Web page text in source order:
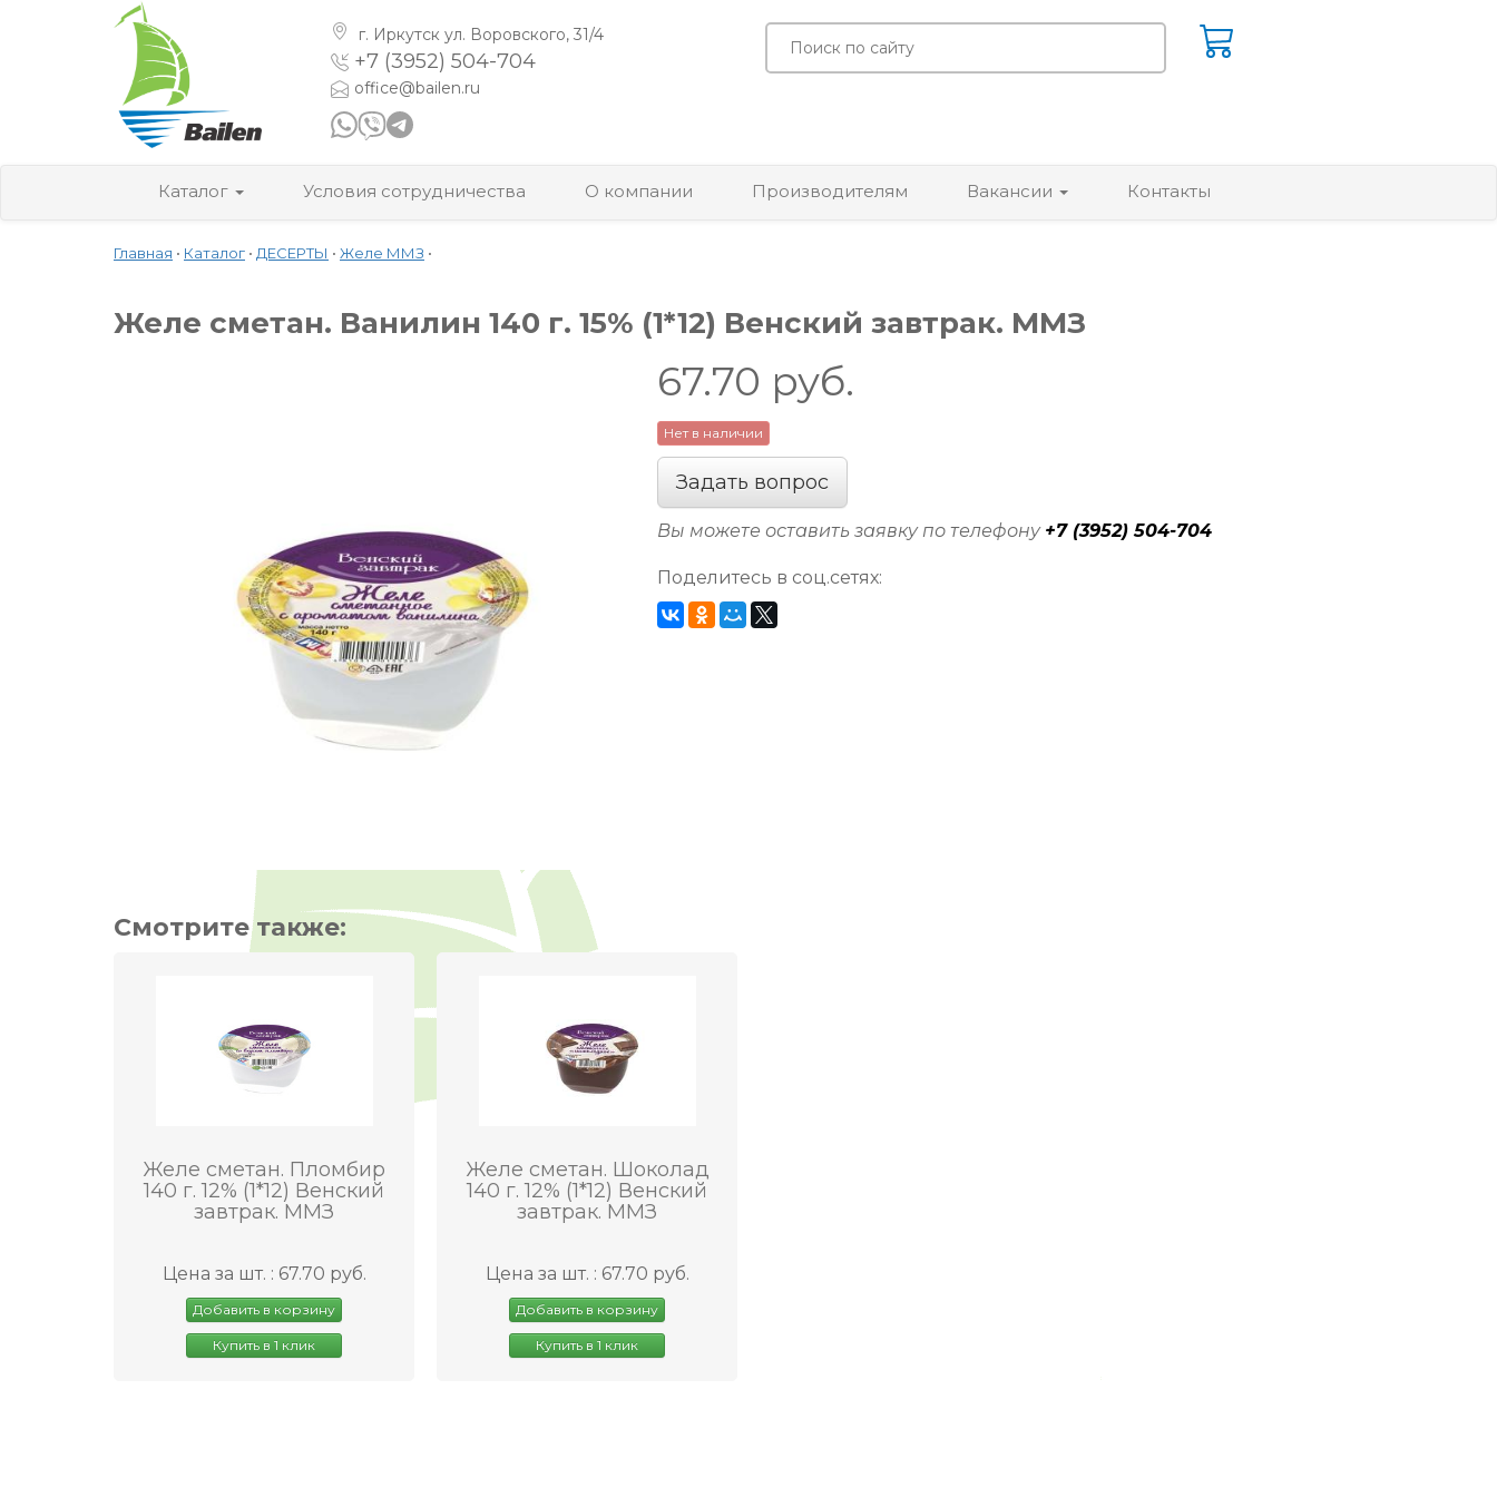
г. Иркутск ул. Воровского, 31/4
+7 (3952) 504-704
office@bailen.ru
Каталог Условия сотрудничества О компании Производителям Вакансии Контакты
Главная • Каталог • ДЕСЕРТЫ • Желе ММЗ •
Желе сметан. Ванилин 140 г. 15% (1*12) Венский завтрак. ММЗ
67.70 руб.
Нет в наличии
Задать вопрос
Вы можете оставить заявку по телефону +7 (3952) 504-704
Поделитесь в соц.сетях:
Смотрите также:
Желе сметан. Пломбир
140 г. 12% (1*12) Венский
завтрак. ММЗ
Цена за шт. : 67.70 руб.
Добавить в корзину
Купить в 1 клик
Желе сметан. Шоколад
140 г. 12% (1*12) Венский
завтрак. ММЗ
Цена за шт. : 67.70 руб.
Добавить в корзину
Купить в 1 клик